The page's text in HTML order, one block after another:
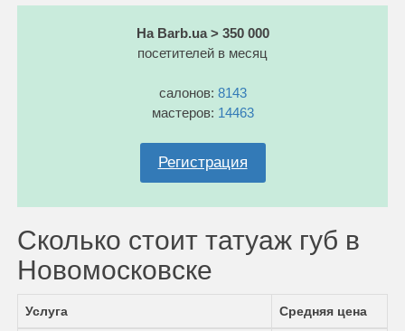
На Barb.ua > 350 000
посетителей в месяц
салонов: 8143
мастеров: 14463
Регистрация
Сколько стоит татуаж губ в
Новомосковске
Услуга Средняя цена